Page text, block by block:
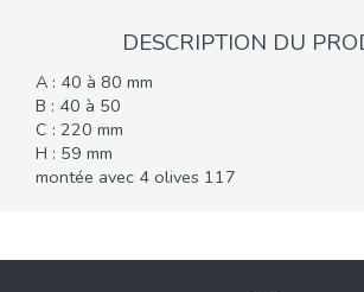
DESCRIPTION DU
A : 40 à 80 mm
B : 40 à 50
C : 220 mm
H : 59 mm
montée avec 4 olives 117